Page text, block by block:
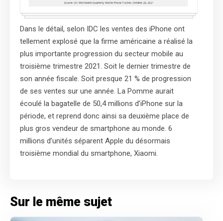
Dans le détail, selon IDC les ventes des iPhone ont
tellement explosé que la firme américaine a réalisé la
plus importante progression du secteur mobile au
troisième trimestre 2021. Soit le dernier trimestre de
son année fiscale. Soit presque 21 % de progression
de ses ventes sur une année. La Pomme aurait
écoulé la bagatelle de 50,4 millions d’iPhone sur la
période, et reprend donc ainsi sa deuxième place de
plus gros vendeur de smartphone au monde. 6
millions d’unités séparent Apple du désormais
troisième mondial du smartphone, Xiaomi.
Sur le même sujet